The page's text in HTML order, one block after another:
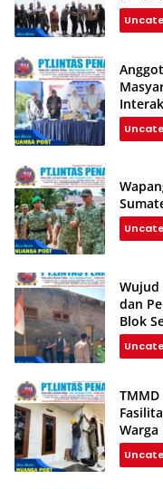
dan
Wujud
dan
Blok